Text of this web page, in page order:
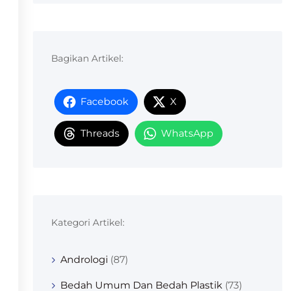
Bagikan Artikel:
Facebook X
Threads WhatsApp
Kategori Artikel:
Andrologi (87)
Bedah Umum Dan Bedah Plastik (73)